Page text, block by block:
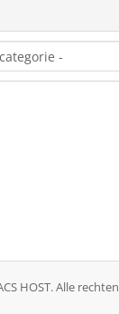
HOST. Alle rechten